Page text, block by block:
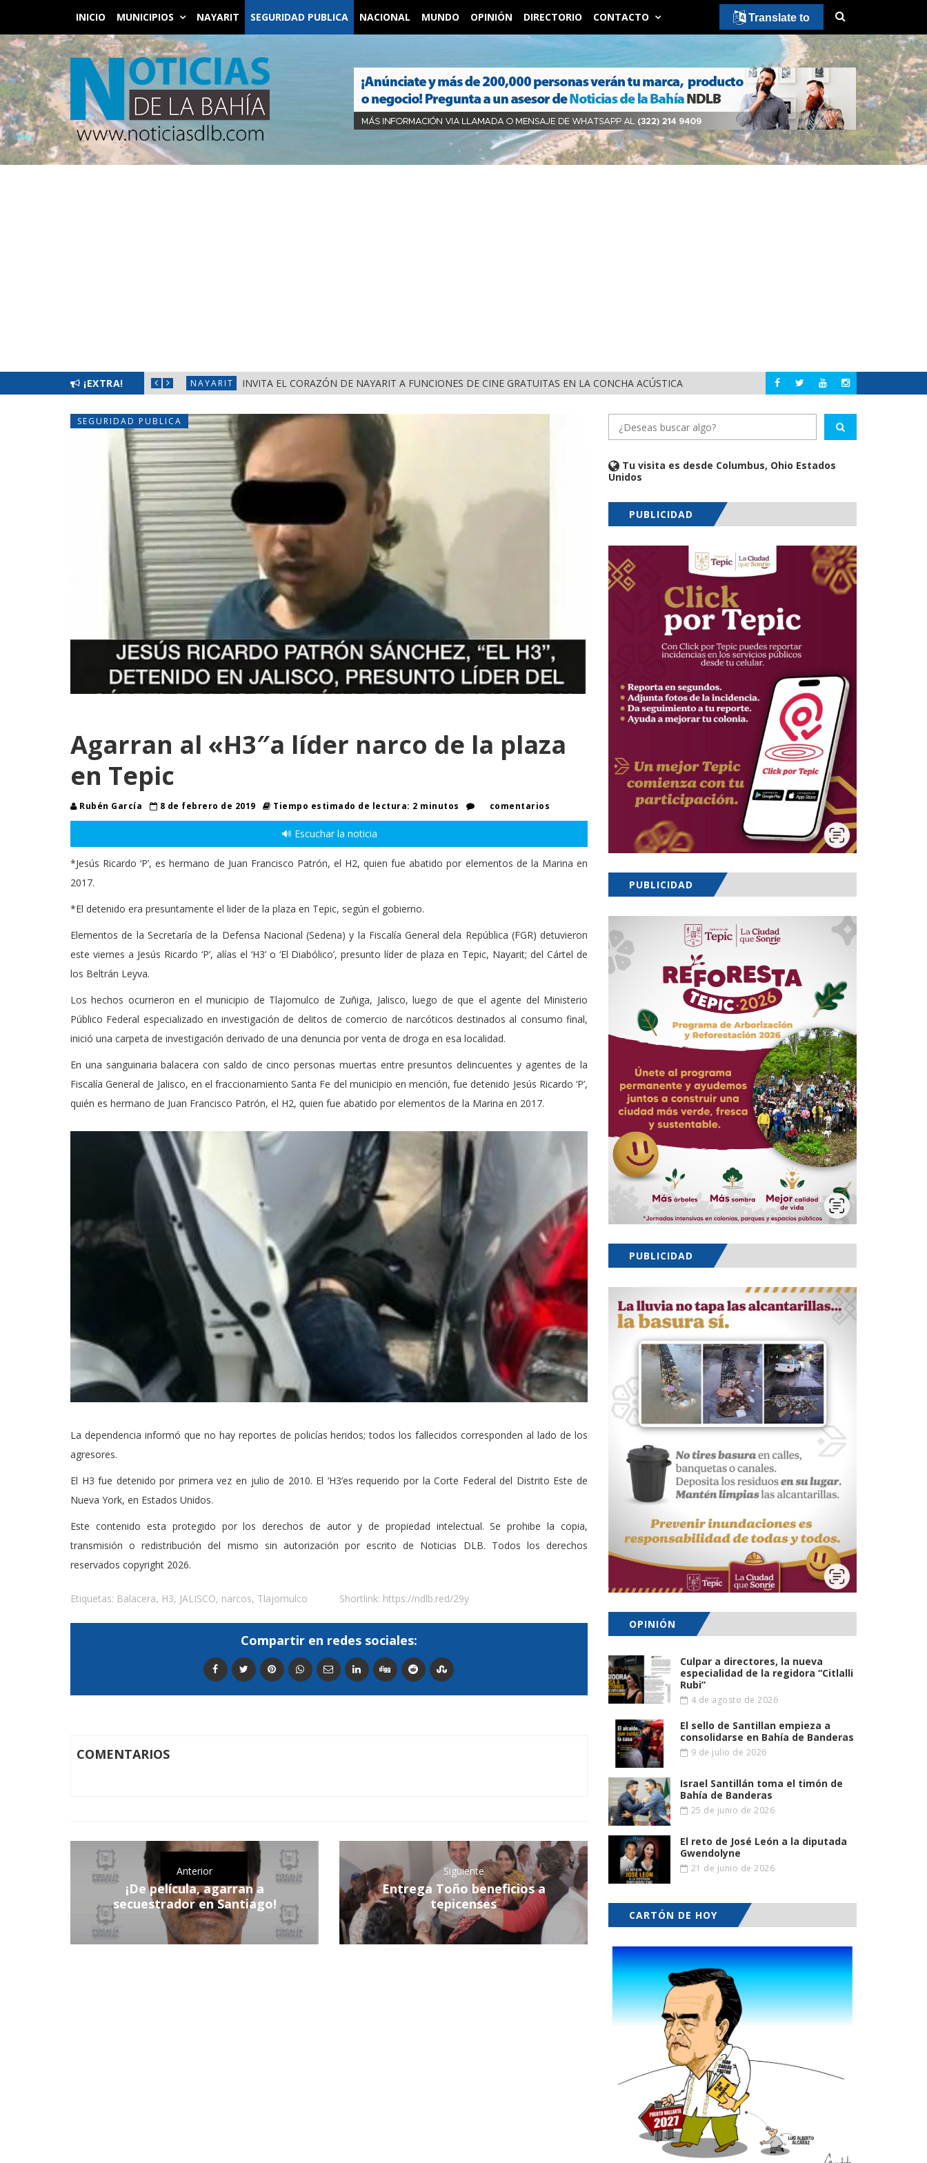
INICIO MUNICIPIOS NAYARIT SEGURIDAD PUBLICA NACIONAL MUNDO OPINIÓN DIRECTORIO CONTACTO
¡EXTRA!
2026» EN LA PRIMAVERA NAYARIT INVITA EL CORAZÓN DE NAYARIT A FUNCIONES DE CINE GRATUITAS EN LA CONCHA ACÚSTICA PUERTO VALLARTA
SEGURIDAD PUBLICA
Agarran al «H3″a líder narco de la plaza
en Tepic
Rubén García 8 de febrero de 2019 Tiempo estimado de lectura: 2 minutos comentarios
🔊 Escuchar la noticia
*Jesús Ricardo ‘P’, es hermano de Juan Francisco Patrón, el H2, quien fue abatido por elementos de la Marina en
2017.
*El detenido era presuntamente el lider de la plaza en Tepic, según el gobierno.
Elementos de la Secretaría de la Defensa Nacional (Sedena) y la Fiscalía General dela República (FGR) detuvieron
este viernes a Jesús Ricardo ‘P’, alías el ‘H3’ o ‘El Diabólico’, presunto líder de plaza en Tepic, Nayarit; del Cártel de
los Beltrán Leyva.
Los hechos ocurrieron en el municipio de Tlajomulco de Zuñiga, Jalisco, luego de que el agente del Ministerio
Público Federal especializado en investigación de delitos de comercio de narcóticos destinados al consumo final,
inició una carpeta de investigación derivado de una denuncia por venta de droga en esa localidad.
En una sanguinaria balacera con saldo de cinco personas muertas entre presuntos delincuentes y agentes de la
Fiscalía General de Jalisco, en el fraccionamiento Santa Fe del municipio en mención, fue detenido Jesús Ricardo ‘P’,
quién es hermano de Juan Francisco Patrón, el H2, quien fue abatido por elementos de la Marina en 2017.
La dependencia informó que no hay reportes de policías heridos; todos los fallecidos corresponden al lado de los
agresores.
El H3 fue detenido por primera vez en julio de 2010. El ‘H3’es requerido por la Corte Federal del Distrito Este de
Nueva York, en Estados Unidos.
Este contenido esta protegido por los derechos de autor y de propiedad intelectual. Se prohibe la copia,
transmisión o redistribución del mismo sin autorización por escrito de Noticias DLB. Todos los derechos
reservados copyright 2026.
Etiquetas: Balacera, H3, JALISCO, narcos, Tlajomulco Shortlink: https://ndlb.red/29y
Compartir en redes sociales:
COMENTARIOS
Anterior
¡De película, agarran a
secuestrador en Santiago!
Siguiente
Entrega Toño beneficios a
tepicenses
Tu visita es desde Columbus, Ohio Estados
Unidos
PUBLICIDAD
PUBLICIDAD
PUBLICIDAD
OPINIÓN
Culpar a directores, la nueva
especialidad de la regidora “Citlalli
Rubi”
4 de agosto de 2026
El sello de Santillan empieza a
consolidarse en Bahía de Banderas
9 de julio de 2026
Israel Santillán toma el timón de
Bahía de Banderas
25 de junio de 2026
El reto de José León a la diputada
Gwendolyne
21 de junio de 2026
CARTÓN DE HOY
Translate to